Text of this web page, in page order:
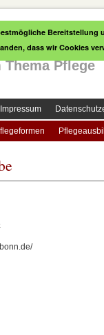
Thema Pflege
Impressum
Bereitstellung
dass wir Cookies